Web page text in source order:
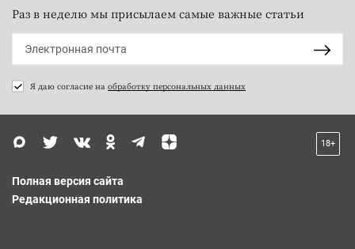
Раз в неделю мы присылаем самые важные статьи
Я даю согласие на обработку персональных данных
18+
Полная версия сайта
Редакционная политика